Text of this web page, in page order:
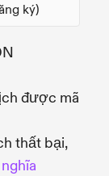
ký)
được mã
thất bại,